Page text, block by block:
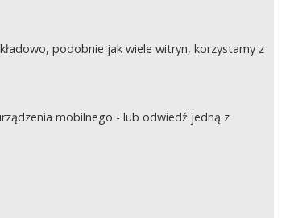
podobnie jak wiele witryn, korzystamy z
mobilnego - lub odwiedź jedną z